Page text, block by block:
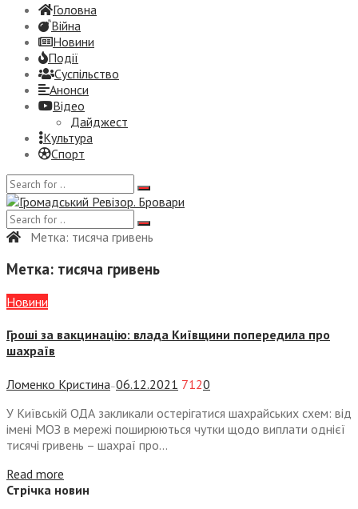
Головна
Війна
Новини
Події
Суспiльство
Анонси
Відео
Дайджест
Культура
Спорт
Метка: тисяча гривень
Метка: тисяча гривень
Новини
Гроші за вакцинацію: влада Київщини попередила про
шахраїв
Ломенко Кристина —06.12.2021 7120
У Київській ОДА закликали остерігатися шахрайських схем: від
імені МОЗ в мережі поширюються чутки щодо виплати однієї
тисячі гривень – шахраї про...
Read more
Стрічка новин